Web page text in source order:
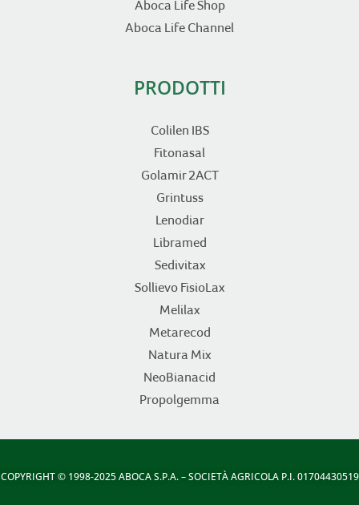
Aboca Life Shop
Aboca Life Channel
PRODOTTI
Colilen IBS
Fitonasal
Golamir 2ACT
Grintuss
Lenodiar
Libramed
Sedivitax
Sollievo FisioLax
Melilax
Metarecod
Natura Mix
NeoBianacid
Propolgemma
COPYRIGHT© 1998-2025 ABOCA S.P.A. – SOCIETÀ AGRICOLA P.I. 01704430519